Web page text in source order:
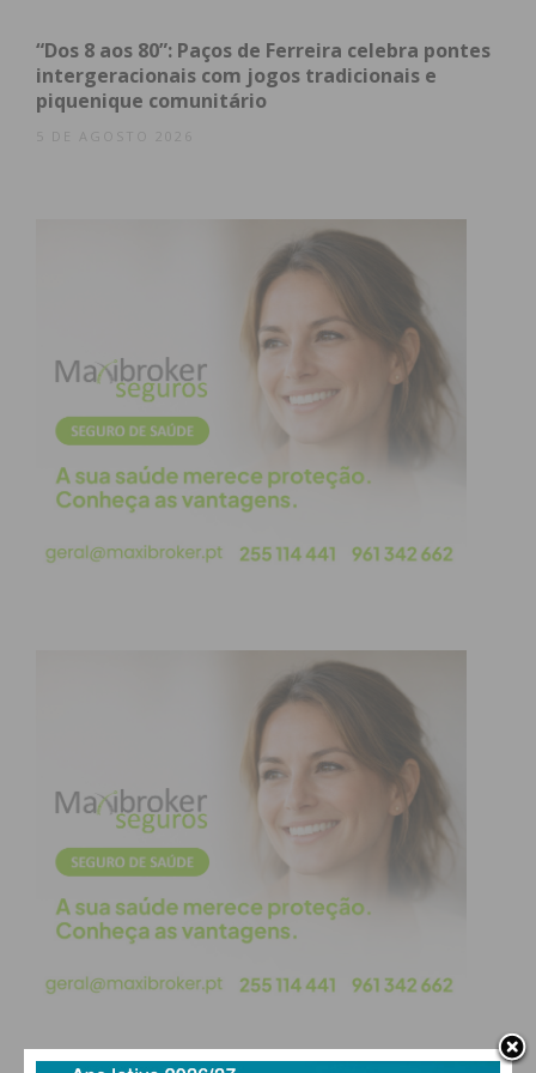
Imediato
“Dos 8 aos 80”: Paços de Ferreira celebra pontes
intergeracionais com jogos tradicionais e
piquenique comunitário
5 DE AGOSTO 2026